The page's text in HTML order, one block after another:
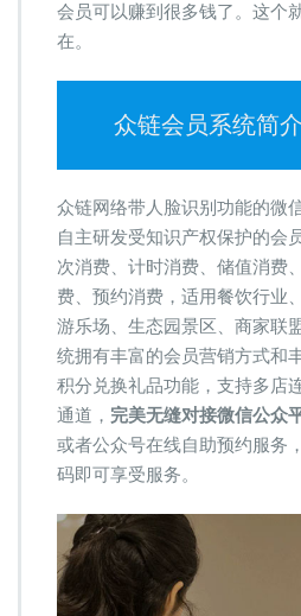
会员可以赚到很多钱了。这个
在。
众链会员系统简介
众链网络带人脸识别功能的微
自主研发受知识产权保护的会
次消费、计时消费、储值消费
费、预约消费，适用餐饮行业
游乐场、生态园景区、商家联
统拥有丰富的会员营销方式和
积分兑换礼品功能，支持多店
通道， 完美无缝对接微信公众
或者公众号在线自助预约服务
码即可享受服务。